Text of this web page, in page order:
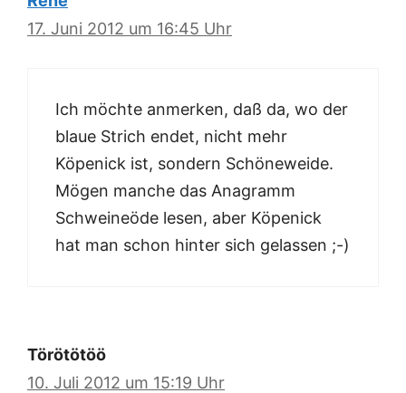
17. Juni 2012 um 16:45 Uhr
Ich möchte anmerken, daß da, wo der
blaue Strich endet, nicht mehr
Köpenick ist, sondern Schöneweide.
Mögen manche das Anagramm
Schweineöde lesen, aber Köpenick
hat man schon hinter sich gelassen ;-)
Törötötöö
10. Juli 2012 um 15:19 Uhr